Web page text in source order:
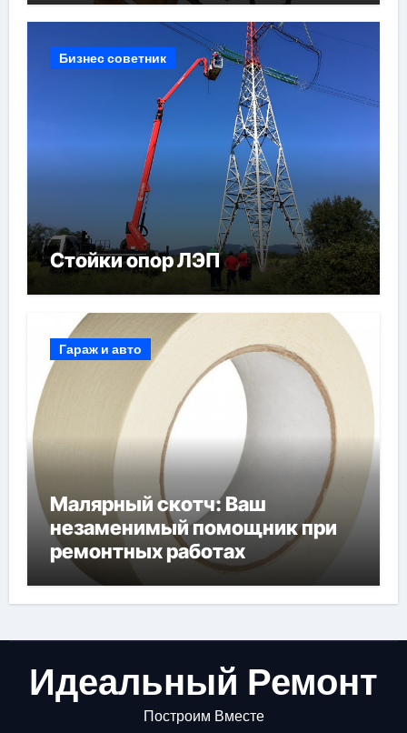
Бизнес советник
Стойки опор ЛЭП
Гараж и авто
Малярный скотч: Ваш
незаменимый помощник при
ремонтных работах
Идеальный Ремонт
Построим Вместе